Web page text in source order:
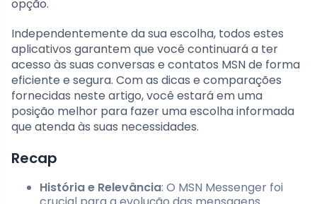
opção.
Independentemente da sua escolha, todos estes
aplicativos garantem que você continuará a ter
acesso às suas conversas e contatos MSN de forma
eficiente e segura. Com as dicas e comparações
fornecidas neste artigo, você estará em uma
posição melhor para fazer uma escolha informada
que atenda às suas necessidades.
Recap
História e Relevância: O MSN Messenger foi